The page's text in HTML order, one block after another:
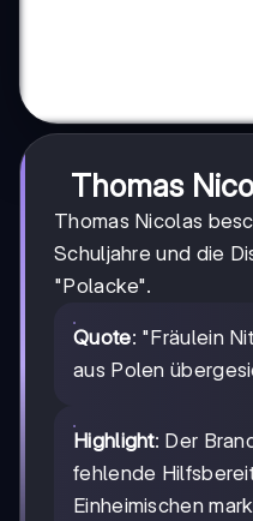
Thomas
Thomas Nicolas
Schuljahre und die
"Polacke".
Quote: "Fräulein
aus Polen
Highlight: Der
fehlende
Einheimischen